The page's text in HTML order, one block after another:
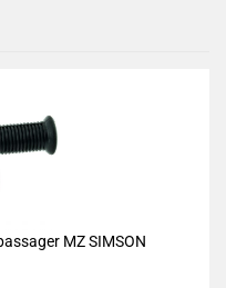
MZ SIMSON